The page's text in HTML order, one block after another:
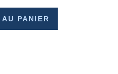
PANIER